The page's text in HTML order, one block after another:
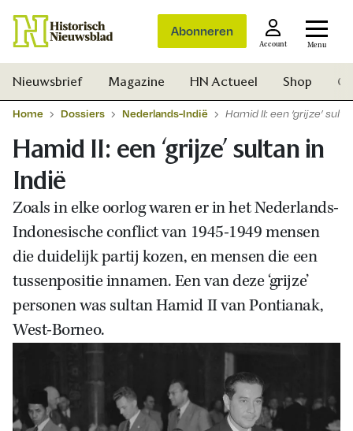
Abonneren
Account Menu
Zoek
Nieuwsbrief Magazine HN Actueel Shop
Home Dossiers Nederlands-Indië Hamid II: een ‘grijze’
Hamid II: een ‘grijze’ sultan in
Indië
Zoals in elke oorlog waren er in het Nederlands-
Indonesische conflict van 1945-1949 mensen
die duidelijk partij kozen, en mensen die een
tussenpositie innamen. Een van deze ‘grijze’
personen was sultan Hamid II van Pontianak,
West-Borneo.